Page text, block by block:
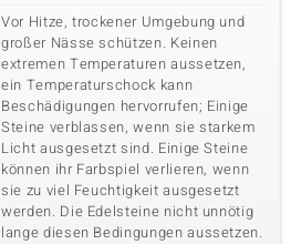
Vor Hitze, trockener Umgebung und
großer Nässe schützen. Keinen
extremen Temperaturen aussetzen,
ein Temperaturschock kann
Beschädigungen hervorrufen; Einige
Steine verblassen, wenn sie starkem
Licht ausgesetzt sind. Einige Steine
können ihr Farbspiel verlieren, wenn
sie zu viel Feuchtigkeit ausgesetzt
werden. Die Edelsteine nicht unnötig
lange diesen Bedingungen aussetzen.